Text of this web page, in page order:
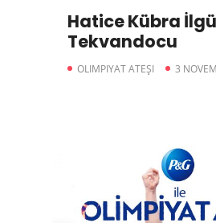
Hatice Kübra
Tekvandocu
OLIMPIYAT ATEŞI 3